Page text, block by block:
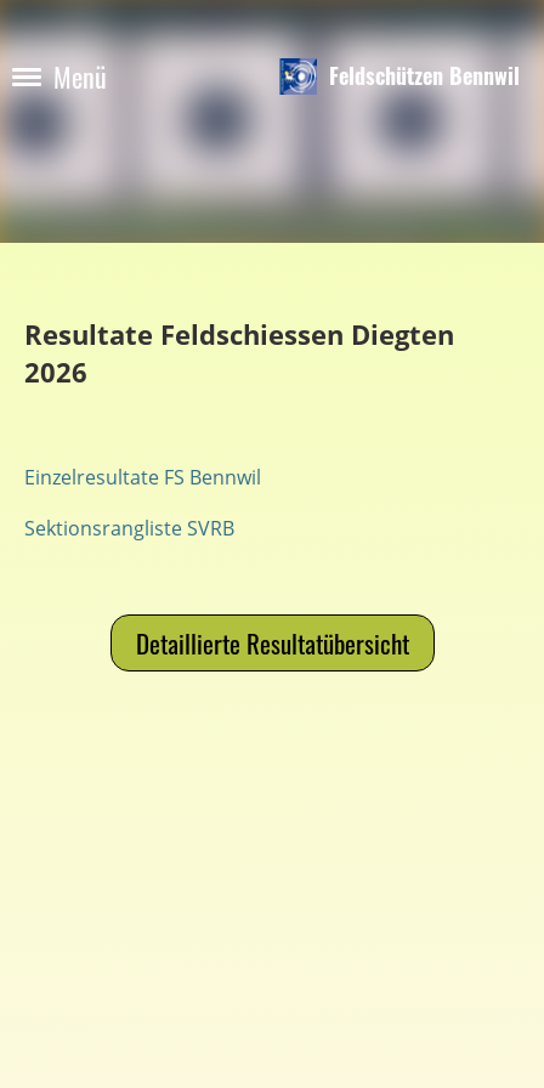
Menü Feldschützen Bennwil
Resultate Feldschiessen Diegten
2026
Einzelresultate FS Bennwil
Sektionsrangliste SVRB
Detaillierte Resultatübersicht